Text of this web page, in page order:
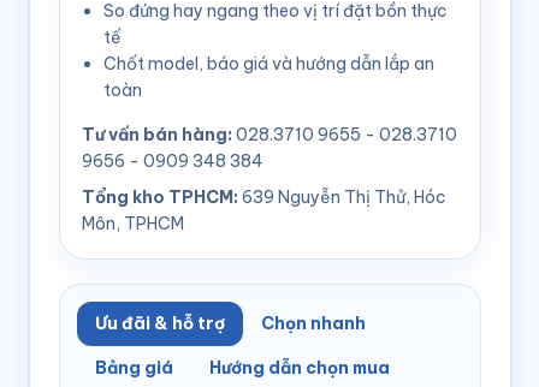
So đứng hay ngang theo vị trí đặt bồn thực
tế
Chốt model, báo giá và hướng dẫn lắp an
toàn
Tư vấn bán hàng: 028.3710 9655 - 028.3710
9656 - 0909 348 384
Tổng kho TPHCM: 639 Nguyễn Thị Thử, Hóc
Môn, TPHCM
Ưu đãi & hỗ trợ Chọn nhanh
Bảng giá Hướng dẫn chọn mua